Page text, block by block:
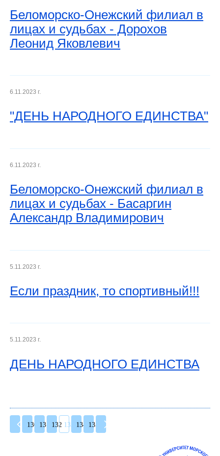
Беломорско-Онежский филиал в
лицах и судьбах - Дорохов
Леонид Яковлевич
6.11.2023 г.
"ДЕНЬ НАРОДНОГО ЕДИНСТВА"
6.11.2023 г.
Беломорско-Онежский филиал в
лицах и судьбах - Басаргин
Александр Владимирович
5.11.2023 г.
Если праздник, то спортивный!!!
5.11.2023 г.
ДЕНЬ НАРОДНОГО ЕДИНСТВА
130 131 132 133 134 135